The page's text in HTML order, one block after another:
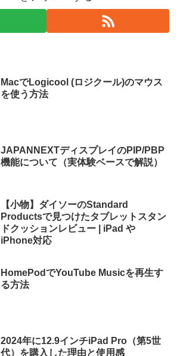
MacでLogicool (ロジクール)のマウス
を使う方法
JAPANNEXTディスプレイのPIP/PBP
機能について（実体験ベースで解説）
【小物】ダイソーのStandard
Productsで見つけたタブレットスタン
ドクッションレビュー | iPad や
iPhone対応
HomePodでYouTube Musicを再生す
る方法
2024年に12.9インチiPad Pro（第5世
代）を購入した理由と使用感